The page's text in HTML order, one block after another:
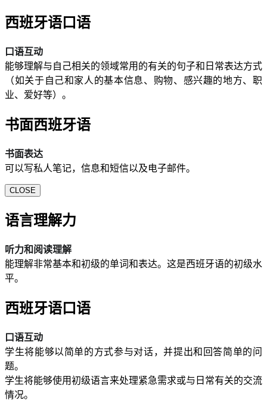
西班牙语口语
口语互动
能够理解与自己相关的领域常用的有关的句子和日常表达方式
（如关于自己和家人的基本信息、购物、感兴趣的地方、职
业、爱好等）。
书面西班牙语
书面表达
可以写私人笔记，信息和短信以及电子邮件。
CLOSE
语言理解力
听力和阅读理解
能理解非常基本和初级的单词和表达。这是西班牙语的初级水
平。
西班牙语口语
口语互动
学生将能够以简单的方式参与对话，并提出和回答简单的问
题。
学生将能够使用初级语言来处理紧急需求或与日常有关的交流
情况。